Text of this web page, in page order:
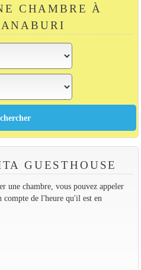
CHAMBRE À
GUESTHOUSE
une chambre, vous pouvez appeler
compte de l'heure qu'il est en